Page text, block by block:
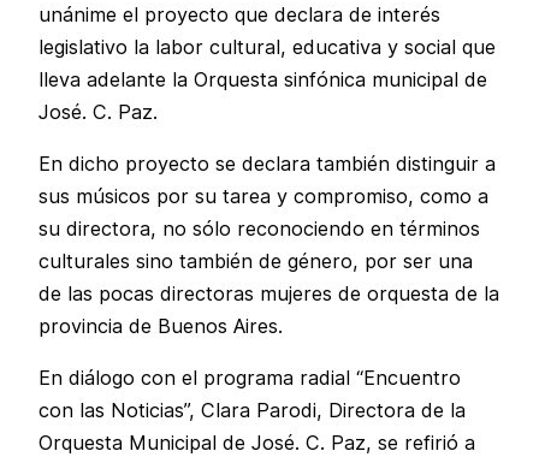
unánime el proyecto que declara de interés
legislativo la labor cultural, educativa y social que
lleva adelante la Orquesta sinfónica municipal de
José. C. Paz.
En dicho proyecto se declara también distinguir a
sus músicos por su tarea y compromiso, como a
su directora, no sólo reconociendo en términos
culturales sino también de género, por ser una
de las pocas directoras mujeres de orquesta de la
provincia de Buenos Aires.
En diálogo con el programa radial “Encuentro
con las Noticias”, Clara Parodi, Directora de la
Orquesta Municipal de José. C. Paz, se refirió a